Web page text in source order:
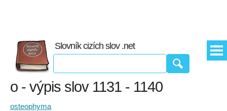
Slovník cizích slov .net
o - výpis slov 1131 - 1140
osteophyma